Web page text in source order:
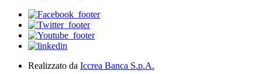
Realizzato da Iccrea Banca S.p.A.